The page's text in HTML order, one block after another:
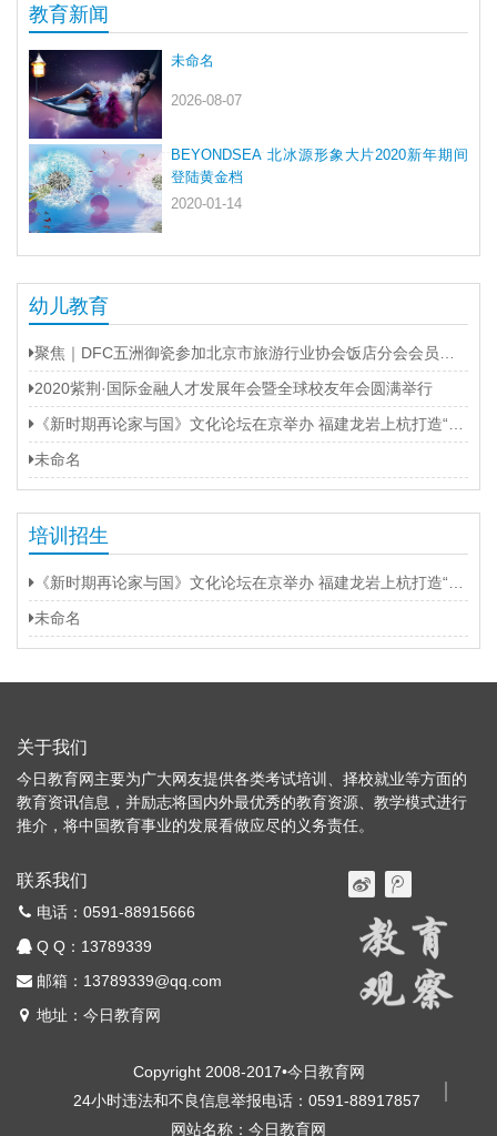
教育新闻
未命名
2026-08-07
BEYONDSEA 北冰源形象大片2020新年期间
登陆黄金档
2020-01-14
幼儿教育
聚焦｜DFC五洲御瓷参加北京市旅游行业协会饭店分会会员大会
2020紫荆·国际金融人才发展年会暨全球校友年会圆满举行
《新时期再论家与国》文化论坛在京举办 福建龙岩上杭打造“第二名片”
未命名
培训招生
《新时期再论家与国》文化论坛在京举办 福建龙岩上杭打造“第二名片”
未命名
关于我们
今日教育网主要为广大网友提供各类考试培训、择校就业等方面的
教育资讯信息，并励志将国内外最优秀的教育资源、教学模式进行
推介，将中国教育事业的发展看做应尽的义务责任。
联系我们
电话：0591-88915666
Q Q： 13789339
邮箱：13789339@qq.com
地址：今日教育网
Copyright 2008-2017•今日教育网
24小时违法和不良信息举报电话：0591-88917857
网站名称：今日教育网